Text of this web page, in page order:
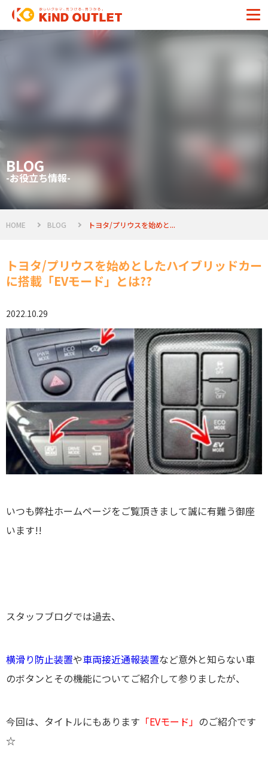
BLOG
-お役立ち情報-
HOME BLOG トヨタ/プリウスを始めと...
トヨタ/プリウスを始めとしたハイブリッドカー
に搭載「EVモード」とは??
2022.10.29
いつも弊社ホームページをご覧頂きまして誠に有難う御座
います!!
スタッフブログでは過去、
横滑り防止装置や車両接近通報装置など意外と知らない車
のボタンとその機能についてご紹介して参りましたが、
今回は、タイトルにもあります 「EVモード」 のご紹介です
☆